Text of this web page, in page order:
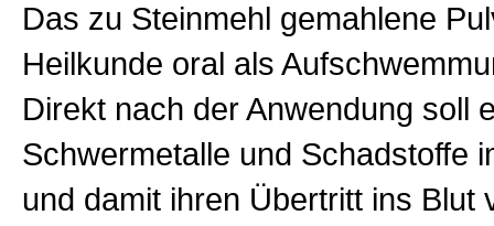
Das zu Steinmehl gemahlene
Heilkunde oral als
Direkt nach der Anwendung soll
Schwermetalle und Schadstoffe
und damit ihren Übertritt ins Blut